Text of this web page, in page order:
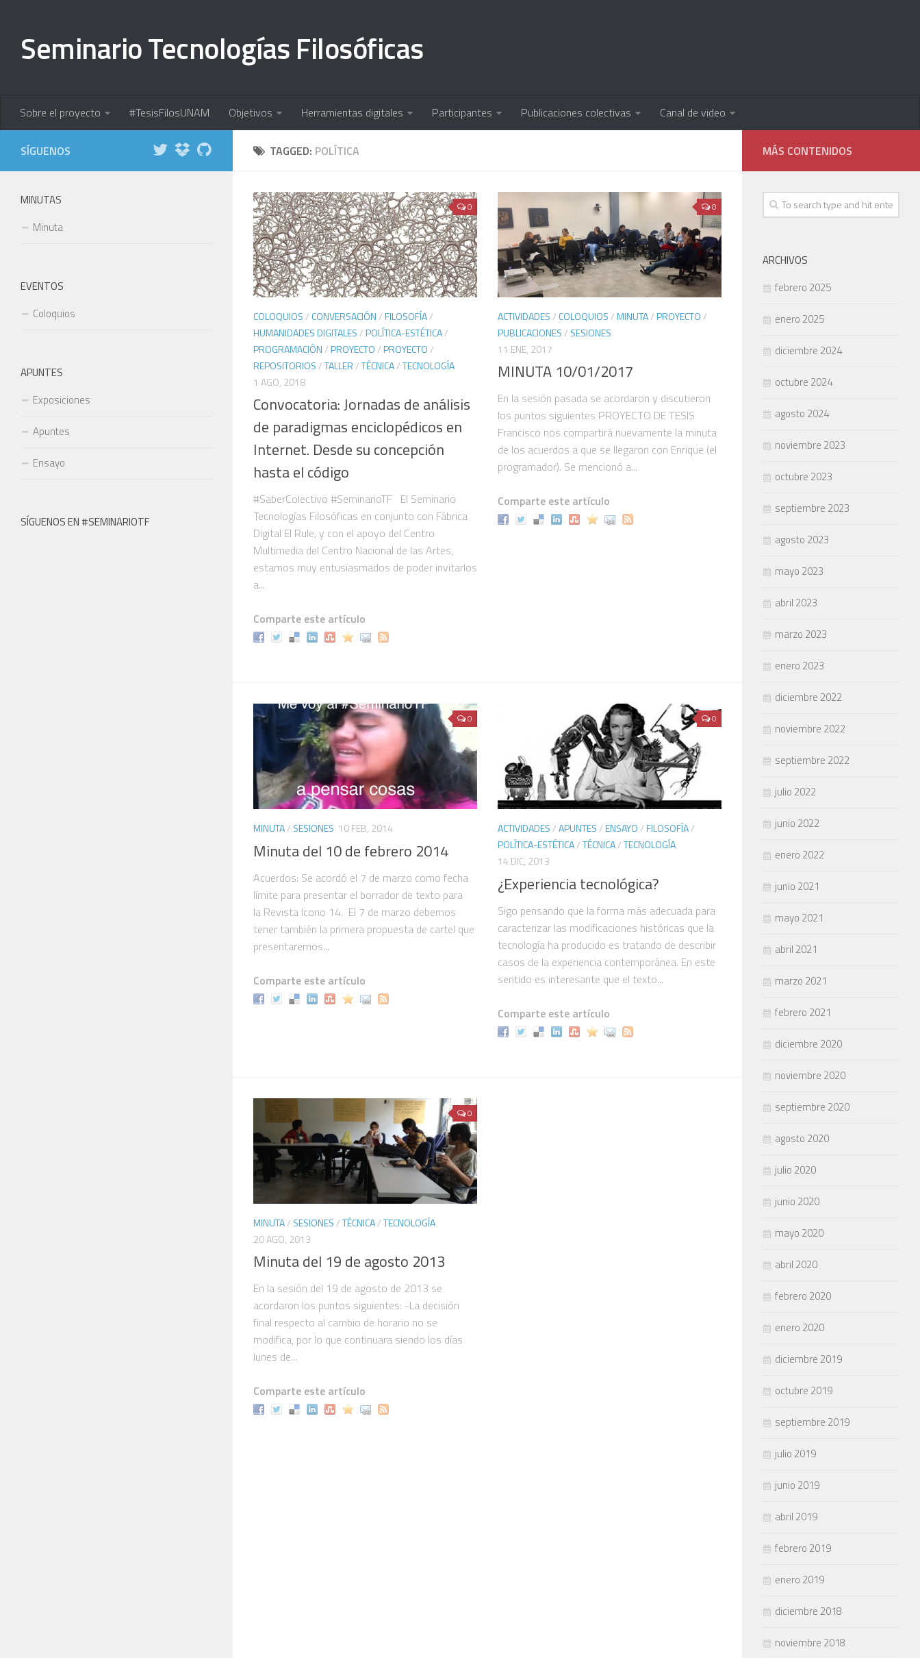
Seminario Tecnologías Filosóficas
Sobre el proyecto #TesisFilosUNAM Objetivos Herramientas digitales Participantes Publicaciones colectivas Canal de video
TAGGED: POLÍTICA
0
COLOQUIOS/ CONVERSACIÓN/FILOSOFÍA/
HUMANIDADES DIGITALES/POLÍTICA-ESTÉTICA/
PROGRAMACIÓN/PROYECTO/PROYECTO/
REPOSITORIOS/TALLER/TÉCNICA/TECNOLOGÍA
1 AGO, 2018
Convocatoria: Jornadas de análisis
de paradigmas enciclopédicos en
Internet. Desde su concepción
hasta el código
#SaberColectivo #SeminarioTF El Seminario
Tecnologías Filosóficas en conjunto con Fábrica
Digital El Rule, y con el apoyo del Centro
Multimedia del Centro Nacional de las Artes,
estamos muy entusiasmados de poder invitarlos
a...
Comparte este artículo
0
ACTIVIDADES/ COLOQUIOS/MINUTA/PROYECTO/
PUBLICACIONES/ SESIONES
11 ENE, 2017
MINUTA 10/01/2017
En la sesión pasada se acordaron y discutieron
los puntos siguientes PROYECTO DE TESIS
Francisco nos compartirá nuevamente la minuta
de los acuerdos a que se llegaron con Enrique (el
programador). Se mencionó a...
Comparte este artículo
0
MINUTA/ SESIONES 10 FEB, 2014
Minuta del 10 de febrero 2014
Acuerdos: Se acordó el 7 de marzo como fecha
límite para presentar el borrador de texto para
la Revista Icono 14. El 7 de marzo debemos
tener también la primera propuesta de cartel que
presentaremos...
Comparte este artículo
0
ACTIVIDADES/APUNTES/ENSAYO/FILOSOFÍA/
POLÍTICA-ESTÉTICA/TÉCNICA/TECNOLOGÍA
14 DIC, 2013
¿Experiencia tecnológica?
Sigo pensando que la forma más adecuada para
caracterizar las modificaciones históricas que la
tecnología ha producido es tratando de describir
casos de la experiencia contemporánea. En este
sentido es interesante que el texto...
Comparte este artículo
0
MINUTA/ SESIONES/TÉCNICA/TECNOLOGÍA
20 AGO, 2013
Minuta del 19 de agosto 2013
En la sesión del 19 de agosto de 2013 se
acordaron los puntos siguientes: -La decisión
final respecto al cambio de horario no se
modifica, por lo que continuara siendo los días
lunes de...
Comparte este artículo
MINUTAS
Minuta
EVENTOS
Coloquios
APUNTES
Exposiciones
Apuntes
Ensayo
SÍGUENOS EN #SEMINARIOTF
ARCHIVOS
febrero 2025
enero 2025
diciembre 2024
octubre 2024
agosto 2024
noviembre 2023
octubre 2023
septiembre 2023
agosto 2023
mayo 2023
abril 2023
marzo 2023
enero 2023
diciembre 2022
noviembre 2022
septiembre 2022
julio 2022
junio 2022
enero 2022
junio 2021
mayo 2021
abril 2021
marzo 2021
febrero 2021
diciembre 2020
noviembre 2020
septiembre 2020
agosto 2020
julio 2020
junio 2020
mayo 2020
abril 2020
febrero 2020
enero 2020
diciembre 2019
octubre 2019
septiembre 2019
julio 2019
junio 2019
abril 2019
febrero 2019
enero 2019
diciembre 2018
noviembre 2018